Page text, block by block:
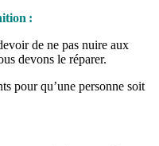
:
de ne pas nuire aux
devons le réparer.
pour qu’une personne soit